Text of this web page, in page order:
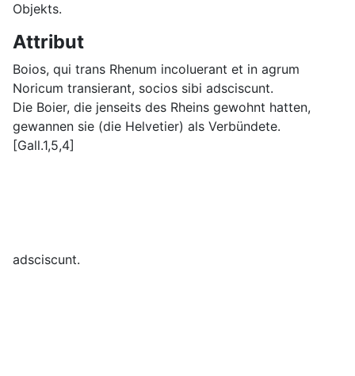
Objekts.
Attribut
Boios, qui trans Rhenum incoluerant et in agrum
Noricum transierant, socios sibi adsciscunt.
Die Boier, die jenseits des Rheins gewohnt hatten,
gewannen sie (die Helvetier) als Verbündete.
[Gall.1,5,4]
adsciscunt.